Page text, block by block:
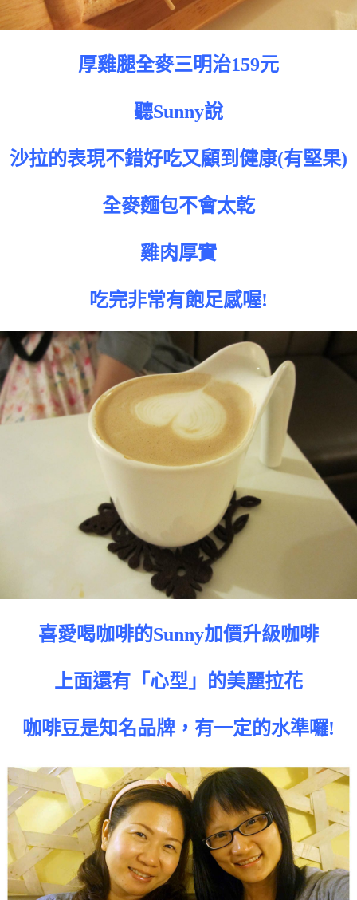
厚雞腿全麥三明治159元
聽Sunny說
沙拉的表現不錯好吃又顧到健康(有堅果)
全麥麵包不會太乾
雞肉厚實
吃完非常有飽足感喔!
喜愛喝咖啡的Sunny加價升級咖啡
上面還有「心型」的美麗拉花
咖啡豆是知名品牌，有一定的水準囉!